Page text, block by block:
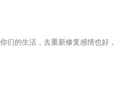
们的生活，去重新修复感情也好